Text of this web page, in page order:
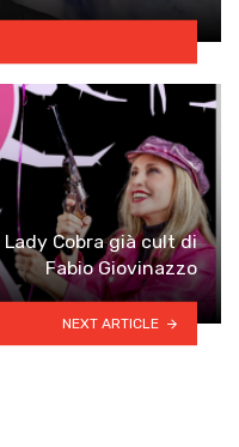
Cobra già cult di
Fabio Giovinazzo
NEXT ARTICLE